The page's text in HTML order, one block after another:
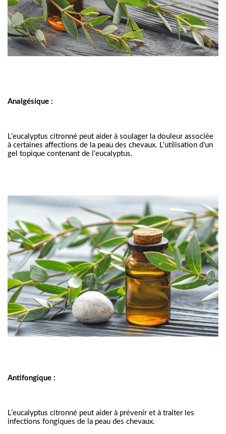
Analgésique :
L’eucalyptus citronné peut aider à soulager la douleur associée
à certaines affections de la peau des chevaux. L’utilisation d’un
gel topique contenant de l’eucalyptus.
Antifongique :
L’eucalyptus citronné peut aider à prévenir et à traiter les
infections fongiques de la peau des chevaux.